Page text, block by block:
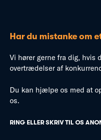
Har du mistanke om
Vi hører gerne fra dig, hvis
overtrædelser af
Du kan hjælpe os med at
os.
RING ELLER SKRIV TIL OS